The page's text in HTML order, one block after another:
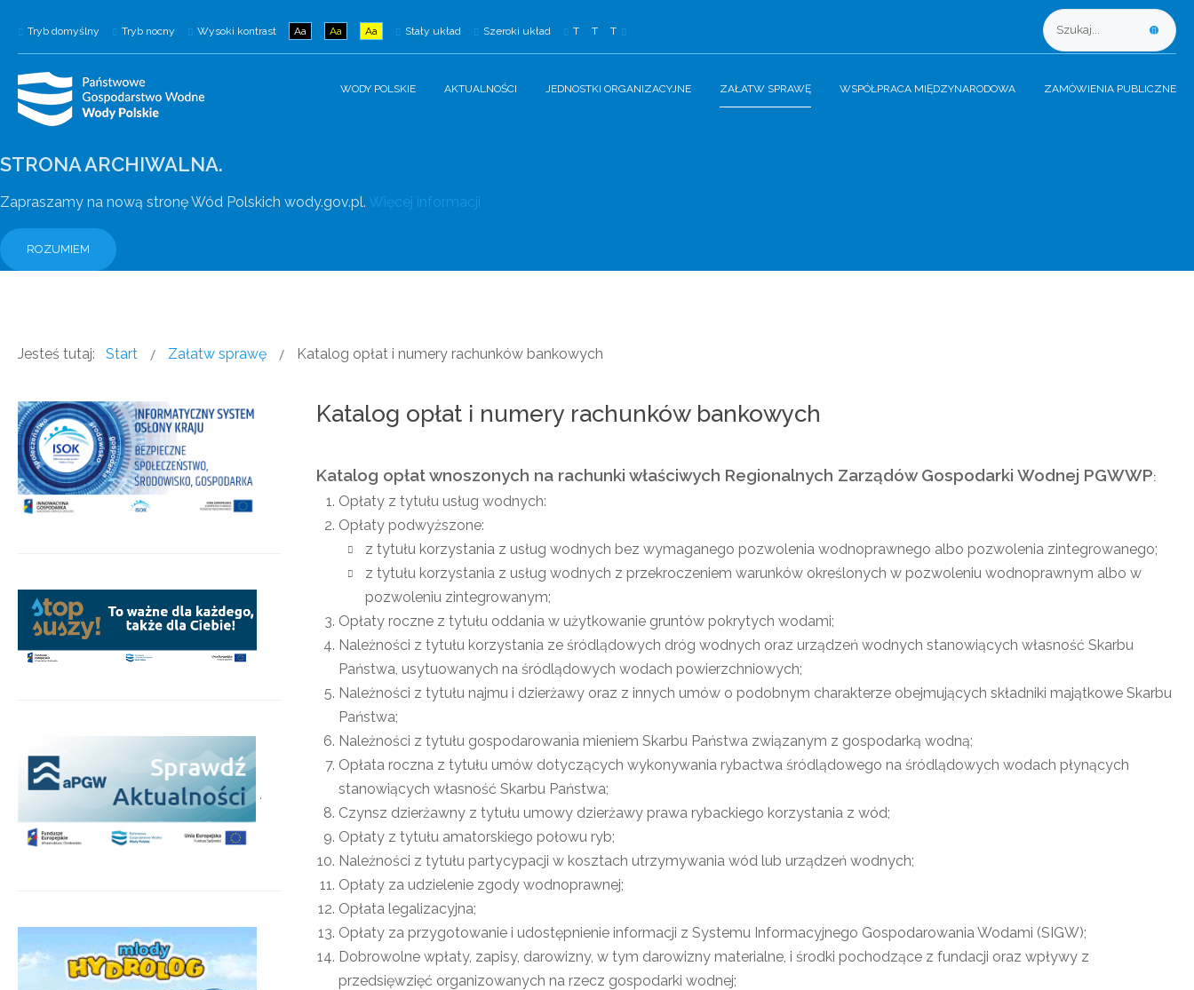
Tryb domyślny Tryb nocny Wysoki kontrast Aa Aa Aa Stały układ Szeroki układ T T T
WODY POLSKIE AKTUALNOŚCI JEDNOSTKI ORGANIZACYJNE ZAŁATW SPRAWĘ WSPÓŁPRACA MIĘDZYNARODOWA ZAMÓWIENIA PUBLICZNE
STRONA ARCHIWALNA.
Zapraszamy na nową stronę Wód Polskich wody.gov.pl. Więcej informacji
ROZUMIEM
Jesteś tutaj: Start Załatw sprawę Katalog opłat i numery rachunków bankowych
Katalog opłat i numery rachunków bankowych
Katalog opłat wnoszonych na rachunki właściwych Regionalnych Zarządów Gospodarki Wodnej PGWWP:
Opłaty z tytułu usług wodnych:
Opłaty podwyższone:
z tytułu korzystania z usług wodnych bez wymaganego pozwolenia wodnoprawnego albo pozwolenia zintegrowanego;
z tytułu korzystania z usług wodnych z przekroczeniem warunków określonych w pozwoleniu wodnoprawnym albo w
pozwoleniu zintegrowanym;
Opłaty roczne z tytułu oddania w użytkowanie gruntów pokrytych wodami;
Należności z tytułu korzystania ze śródlądowych dróg wodnych oraz urządzeń wodnych stanowiących własność Skarbu
Państwa, usytuowanych na śródlądowych wodach powierzchniowych;
Należności z tytułu najmu i dzierżawy oraz z innych umów o podobnym charakterze obejmujących składniki majątkowe Skarbu
Państwa;
Należności z tytułu gospodarowania mieniem Skarbu Państwa związanym z gospodarką wodną;
Opłata roczna z tytułu umów dotyczących wykonywania rybactwa śródlądowego na śródlądowych wodach płynących
stanowiących własność Skarbu Państwa;
Czynsz dzierżawny z tytułu umowy dzierżawy prawa rybackiego korzystania z wód;
Opłaty z tytułu amatorskiego połowu ryb;
Należności z tytułu partycypacji w kosztach utrzymywania wód lub urządzeń wodnych;
Opłaty za udzielenie zgody wodnoprawnej;
Opłata legalizacyjna;
Opłaty za przygotowanie i udostępnienie informacji z Systemu Informacyjnego Gospodarowania Wodami (SIGW);
Dobrowolne wpłaty, zapisy, darowizny, w tym darowizny materialne, i środki pochodzące z fundacji oraz wpływy z
przedsięwzięć organizowanych na rzecz gospodarki wodnej;
.